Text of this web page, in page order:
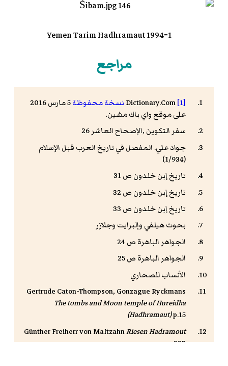
1=Yemen Tarim Hadhramaut 1994
مراجع
[1] نسخة محفوظة
5 مارس 2016
على موقع واي باك مشين.
سفر التكوين ,الإصحاح العاشر 26
جواد علي. المفصل في تاريخ العرب قبل الإسلام
(1/934)
تاريخ إبن خلدون ص 31
تاريخ إبن خلدون ص 32
تاريخ إبن خلدون ص 33
بحوث هيلفي وإلبرايت وجلازر
الجواهر الباهرة ص 24
الجواهر الباهرة ص 25
الأنساب للصحاري
Gertrude Caton-Thompson, Gonzague Ryckmans
The tombs and Moon temple of Hureidha
(Hadhramaut)p.15
Günther Freiherr von MaltzahnRiesen Hadramout
p.327